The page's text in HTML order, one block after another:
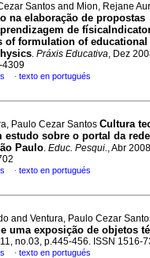
Santos and Mion, Rejane
na elaboração de propostas
de
of formulation of
. Práxis Educativa, Dez
4309
· texto en portugués
Paulo Cezar Santos Cultura
estudo sobre o portal da rede
Paulo. Educ. Pesqui., Abr
· texto en portugués
and Ventura, Paulo Cezar
uma exposição de objetos
no.03, p.445-456. ISSN 1516-
· texto en portugués